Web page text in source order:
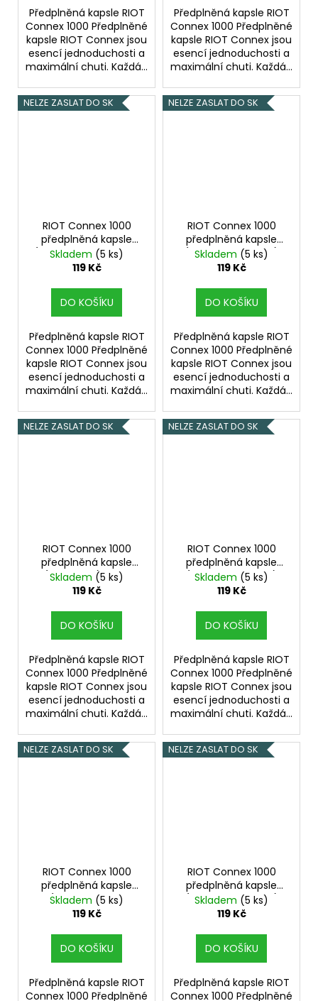
Předplněná kapsle RIOT
Connex 1000 Předplněné
kapsle RIOT Connex jsou
esencí jednoduchosti a
maximální chuti. Každá...
Předplněná kapsle RIOT
Connex 1000 Předplněné
kapsle RIOT Connex jsou
esencí jednoduchosti a
maximální chuti. Každá...
NELZE ZASLAT DO SK
RIOT Connex 1000
předplněná kapsle
(Strawberry Blueberry
Ice) 18mg
Skladem (5 ks)
119 Kč
DO KOŠÍKU
Předplněná kapsle RIOT
Connex 1000 Předplněné
kapsle RIOT Connex jsou
esencí jednoduchosti a
maximální chuti. Každá...
NELZE ZASLAT DO SK
RIOT Connex 1000
předplněná kapsle
(Peach Blackberry)
18mg
Skladem (5 ks)
119 Kč
DO KOŠÍKU
Předplněná kapsle RIOT
Connex 1000 Předplněné
kapsle RIOT Connex jsou
esencí jednoduchosti a
maximální chuti. Každá...
NELZE ZASLAT DO SK
RIOT Connex 1000
předplněná kapsle
(Grape Ice) 18mg
Skladem (5 ks)
119 Kč
DO KOŠÍKU
Předplněná kapsle RIOT
Connex 1000 Předplněné
kapsle RIOT Connex jsou
esencí jednoduchosti a
maximální chuti. Každá...
NELZE ZASLAT DO SK
RIOT Connex 1000
předplněná kapsle
(Classic Tobacco)
18mg
Skladem (5 ks)
119 Kč
DO KOŠÍKU
Předplněná kapsle RIOT
Connex 1000 Předplněné
kapsle RIOT Connex jsou
esencí jednoduchosti a
maximální chuti. Každá...
NELZE ZASLAT DO SK
RIOT Connex 1000
předplněná kapsle
(Blueberry Sour
Raspberry) 18mg
Skladem (5 ks)
119 Kč
DO KOŠÍKU
Předplněná kapsle RIOT
Connex 1000 Předplněné
NELZE ZASLAT DO SK
RIOT Connex 1000
předplněná kapsle
(Blue Cherry Burst)
18mg
Skladem (5 ks)
119 Kč
DO KOŠÍKU
Předplněná kapsle RIOT
Connex 1000 Předplněné